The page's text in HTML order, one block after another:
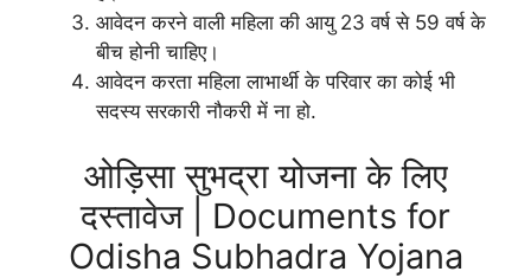
आवेदन करने वाली महिला की आयु 23 वर्ष से 59 वर्ष के
बीच होनी चाहिए।
आवेदन करता महिला लाभार्थी के परिवार का कोई भी
सदस्य सरकारी नौकरी में ना हो.
ओड़िसा सुभद्रा योजना के लिए
दस्तावेज | Documents for
Odisha Subhadra Yojana